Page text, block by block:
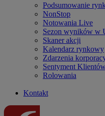
Podsumowanie
NonStop
Notowania Live
Sezon wyników w
Skaner akcji
Kalendarz rynkowy
Zdarzenia
Sentyment
Rolowania
Kontakt